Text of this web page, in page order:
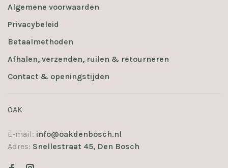
Algemene voorwaarden
Privacybeleid
Betaalmethoden
Afhalen, verzenden, ruilen & retourneren
Contact & openingstijden
OAK
E-mail: info@oakdenbosch.nl
Adres: Snellestraat 45, Den Bosch